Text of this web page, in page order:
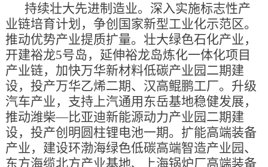
持续壮大先进制造业。深入实施标志性产
业链培育计划，争创国家新型工业化示范区。
推动优势产业提质扩量。壮大绿色石化产业，
开建裕龙5号岛，延伸裕龙岛炼化一体化项目
产业链，加快万华新材料低碳产业园二期建
设，投产万华乙烯二期、汉高鲲鹏工厂。升级
汽车产业，支持上汽通用东岳基地稳健发展，
推动潍柴—比亚迪新能源动力产业园二期建
设，投产创明圆柱锂电池一期。扩能高端装备
产业，建设环渤海绿色低碳高端智造产业园、
东方海缆北方产业基地、上海锅炉厂高端装备